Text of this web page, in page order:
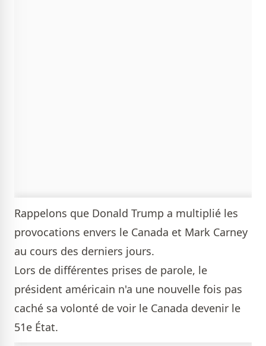
Rappelons que Donald Trump a multiplié les
provocations envers le Canada et Mark Carney
au cours des derniers jours.
Lors de différentes prises de parole, le
président américain n'a une nouvelle fois pas
caché sa volonté de voir le Canada devenir le
51e État.